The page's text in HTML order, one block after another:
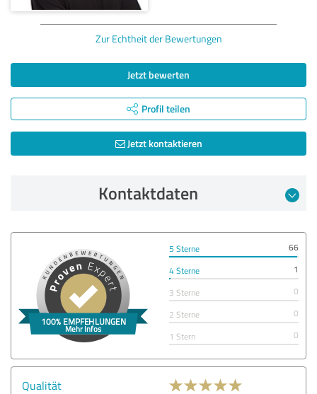
Zur Echtheit der Bewertungen
Jetzt bewerten
Profil teilen
Jetzt kontaktieren
Kontaktdaten
5 Sterne
66
4 Sterne
1
3 Sterne
0
2 Sterne
0
1 Stern
0
Qualität